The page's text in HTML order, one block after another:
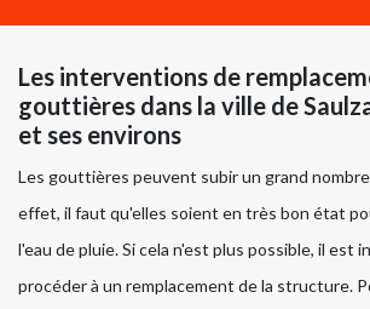
Les interventions de
gouttières dans la ville de
et ses environs
Les gouttières peuvent subir un grand
effet, il faut qu'elles soient en très bon état
l'eau de pluie. Si cela n'est plus possible, il est
procéder à un remplacement de la structure.